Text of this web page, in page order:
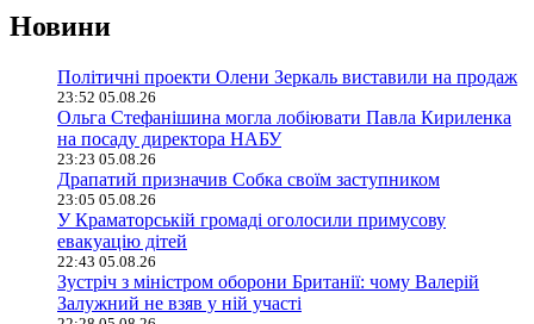
Новини
Політичні проекти Олени Зеркаль виставили на продаж
23:52 05.08.26
Ольга Стефанішина могла лобіювати Павла Кириленка
на посаду директора НАБУ
23:23 05.08.26
Драпатий призначив Собка своїм заступником
23:05 05.08.26
У Краматорській громаді оголосили примусову
евакуацію дітей
22:43 05.08.26
Зустріч з міністром оборони Британії: чому Валерій
Залужний не взяв у ній участі